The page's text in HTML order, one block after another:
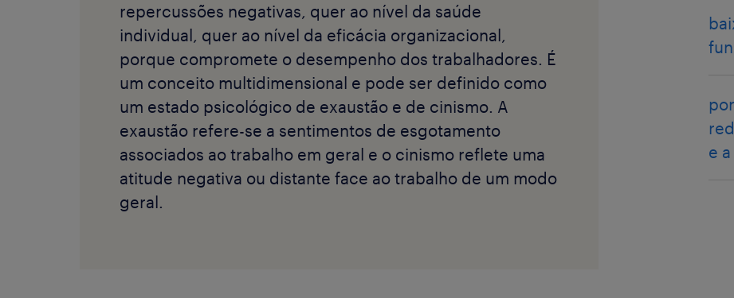
repercussões negativas, quer ao nível da saúde
individual, quer ao nível da eficácia organizacional,
porque compromete o desempenho dos trabalhadores. É
um conceito multidimensional e pode ser definido como
um estado psicológico de exaustão e de cinismo. A
exaustão refere-se a sentimentos de esgotamento
associados ao trabalho em geral e o cinismo reflete uma
atitude negativa ou distante face ao trabalho de um modo
geral.
e